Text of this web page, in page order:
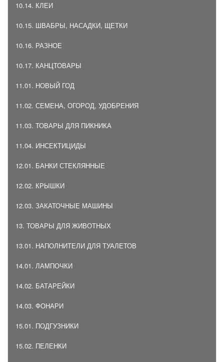
10.14. КЛЕИ
10.15. ШВАБРЫ, НАСАДКИ, ЩЕТКИ
10.16. РАЗНОЕ
10.17. КАНЦТОВАРЫ
11.01. НОВЫЙ ГОД
11.02. СЕМЕНА, ОГОРОД, УДОБРЕНИЯ
11.03. ТОВАРЫ ДЛЯ ПИКНИКА
11.04. ИНСЕКТИЦИДЫ
12.01. БАНКИ СТЕКЛЯННЫЕ
12.02. КРЫШКИ
12.03. ЗАКАТОЧНЫЕ МАШИНЫ
13. ТОВАРЫ ДЛЯ ЖИВОТНЫХ
13.01. НАПОЛНИТЕЛИ ДЛЯ ТУАЛЕТОВ
14.01. ЛАМПОЧКИ
14.02. БАТАРЕЙКИ
14.03. ФОНАРИ
15.01. ПОДГУЗНИКИ
15.02. ПЕЛЕНКИ